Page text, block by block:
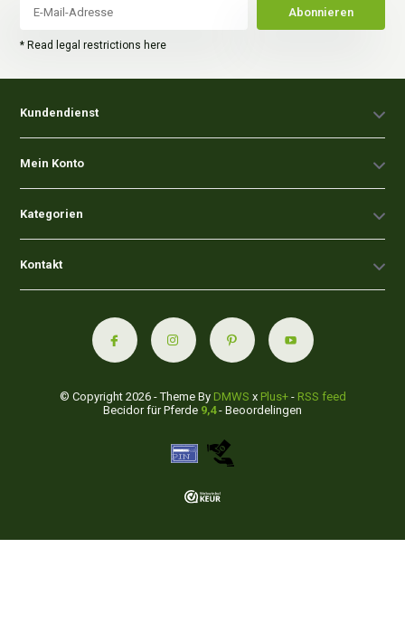
Abonnieren
* Read legal restrictions here
Kundendienst
Mein Konto
Kategorien
Kontakt
© Copyright 2026 - Theme By DMWS x Plus+- RSS feed
Becidor für Pferde 9,4- Beoordelingen